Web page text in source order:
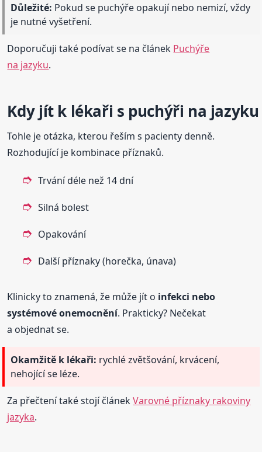
Důležité: Pokud se puchýře opakují nebo nemizí, vždy
je nutné vyšetření.
Doporučuji také podívat se na článek Puchýře
na jazyku.
Kdy jít k lékaři s puchýři na jazyku
Tohle je otázka, kterou řeším s pacienty denně.
Rozhodující je kombinace příznaků.
Trvání déle než 14 dní
Silná bolest
Opakování
Další příznaky (horečka, únava)
Klinicky to znamená, že může jít o infekci nebo
systémové onemocnění. Prakticky? Nečekat
a objednat se.
Okamžitě k lékaři: rychlé zvětšování, krvácení,
nehojící se léze.
Za přečtení také stojí článekVarovné příznaky rakoviny
jazyka.